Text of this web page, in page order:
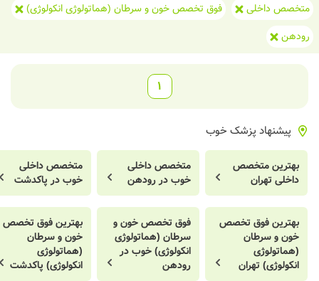
متخصص داخلی
فوق تخصص خون و سرطان (هماتولوژی انکولوژی)
رودهن
1
پیشنهاد پزشک خوب
بهترین متخصص
داخلی تهران
متخصص داخلی
خوب در رودهن
متخصص داخلی
خوب در پاکدشت
بهترین فوق تخصص
خون و سرطان
(هماتولوژی
انکولوژی) تهران
فوق تخصص خون و
سرطان (هماتولوژی
انکولوژی) خوب در
رودهن
بهترین فوق تخصص
خون و سرطان
(هماتولوژی
انکولوژی) پاکدشت